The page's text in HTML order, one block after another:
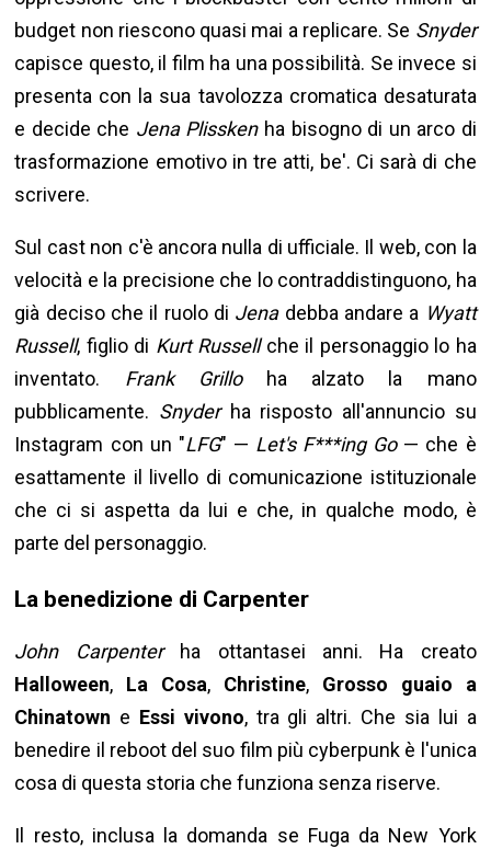
budget non riescono quasi mai a replicare. Se Snyder
capisce questo, il film ha una possibilità. Se invece si
presenta con la sua tavolozza cromatica desaturata
e decide che Jena Plissken ha bisogno di un arco di
trasformazione emotivo in tre atti, be'. Ci sarà di che
scrivere.
Sul cast non c'è ancora nulla di ufficiale. Il web, con la
velocità e la precisione che lo contraddistinguono, ha
già deciso che il ruolo di Jenadebba andare a Wyatt
Russell, figlio di Kurt Russellche il personaggio lo ha
inventato. Frank Grilloha alzato la mano
pubblicamente. Snyderha risposto all'annuncio su
Instagram con un "LFG" — Let's F***ing Go— che è
esattamente il livello di comunicazione istituzionale
che ci si aspetta da lui e che, in qualche modo, è
parte del personaggio.
La benedizione di Carpenter
John Carpenterha ottantasei anni. Ha creato
Halloween, La Cosa, Christine, Grosso guaio a
Chinatown e Essi vivono, tra gli altri. Che sia lui a
benedire il reboot del suo film più cyberpunk è l'unica
cosa di questa storia che funziona senza riserve.
Il resto, inclusa la domanda se Fuga da New York